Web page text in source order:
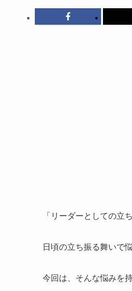
「リーダーとしての立
日頃の立ち振る舞いで
今回は、そんな悩みを